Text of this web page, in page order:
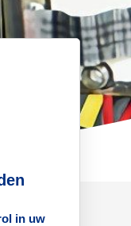
in uw